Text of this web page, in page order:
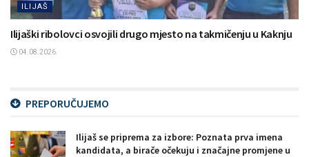
ILIJAŠ
Ilijaški ribolovci osvojili drugo mjesto na takmičenju u Kaknju
04.08.2026.
PREPORUČUJEMO
Ilijaš se priprema za izbore: Poznata prva imena
kandidata, a birače očekuju i značajne promjene u